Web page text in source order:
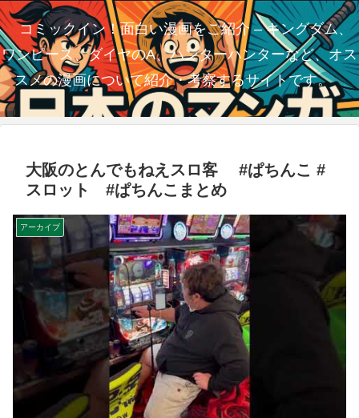
コミックイン！面白い漫画をご紹介 – キングダム、
ワンピース、ダイヤのA、ハンターハンターなど、オス
スメの漫画について紹介・考察するサイトです。
大阪のとんでもねえスロ客 #ぱちんこ #
スロット #ぱちんこまとめ
アーカイブ